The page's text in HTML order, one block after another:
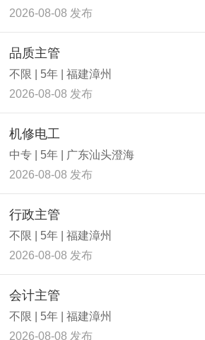
2026-08-08 发布
品质主管
不限 | 5年 | 福建漳州
2026-08-08 发布
机修电工
中专 | 5年 | 广东汕头澄海
2026-08-08 发布
行政主管
不限 | 5年 | 福建漳州
2026-08-08 发布
会计主管
不限 | 5年 | 福建漳州
2026-08-08 发布